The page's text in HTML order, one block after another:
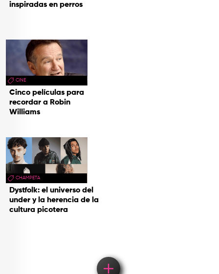
inspiradas en perros
CINE
Cinco películas para
recordar a Robin
Williams
CHAMPETA
Dystfolk: el universo del
under y la herencia de la
cultura picotera